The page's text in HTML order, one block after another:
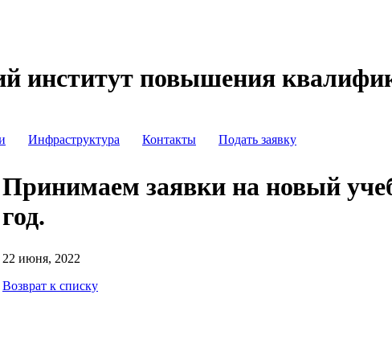
институт повышения
Инфраструктура Контакты Подать заявку
Принимаем заявки на новый
год.
22 июня, 2022
Возврат к списку